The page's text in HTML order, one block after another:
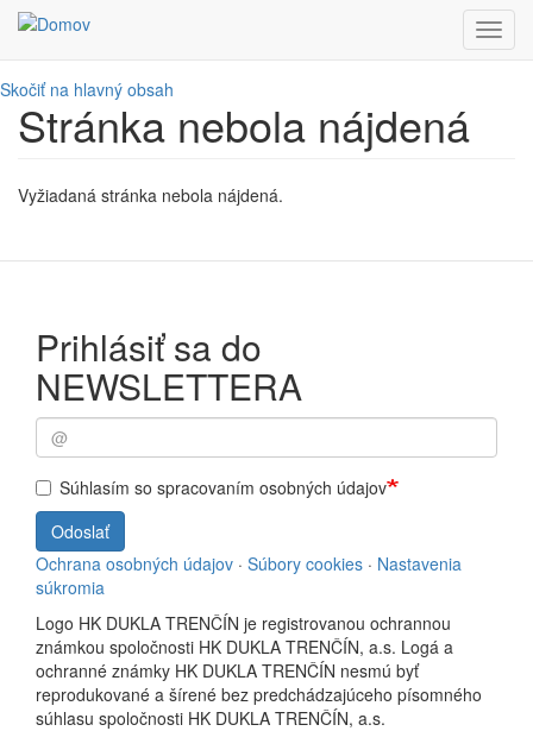
Skočiť na hlavný obsah
Stránka nebola nájdená
Vyžiadaná stránka nebola nájdená.
Prihlásiť sa do
NEWSLETTERA
Súhlasím so spracovaním osobných údajov
Odoslať
Ochrana osobných údajov · Súbory cookies · Nastavenia
súkromia
Logo HK DUKLA TRENČÍN je registrovanou ochrannou
známkou spoločnosti HK DUKLA TRENČÍN, a.s. Logá a
ochranné známky HK DUKLA TRENČÍN nesmú byť
reprodukované a šírené bez predchádzajúceho písomného
súhlasu spoločnosti HK DUKLA TRENČÍN, a.s.